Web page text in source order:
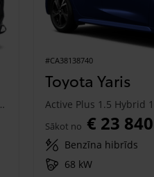
piedziņa) (68 kW)
#CA38138740
Toyota Yaris
Sākot no € 23 840
Benzīna hibrīds
68 kW